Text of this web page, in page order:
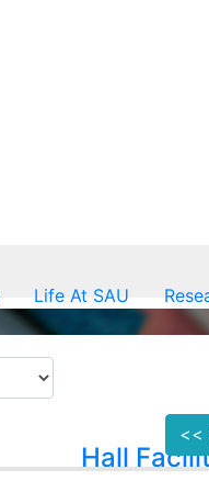
Life At SAU
Hall
<<